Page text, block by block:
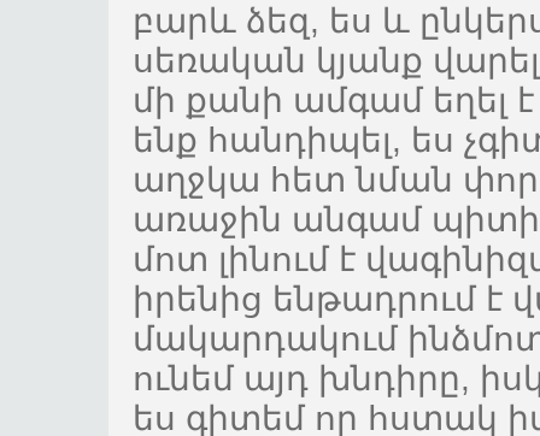
բարև ձեզ, ես և
սեռական կյանք
մի քանի ամգամ եղել
ենք հանդիպել, ես
աղջկա հետ նման
առաջին անգամ պիտի
մոտ լինում է
իրենից ենթադրում
մակարդակում
ունեմ այդ խնդիրը,
ես գիտեմ որ հստակ